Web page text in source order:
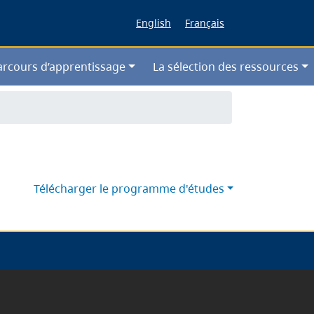
English Français
d’apprentissage La sélection des ressources
Télécharger le programme d'études